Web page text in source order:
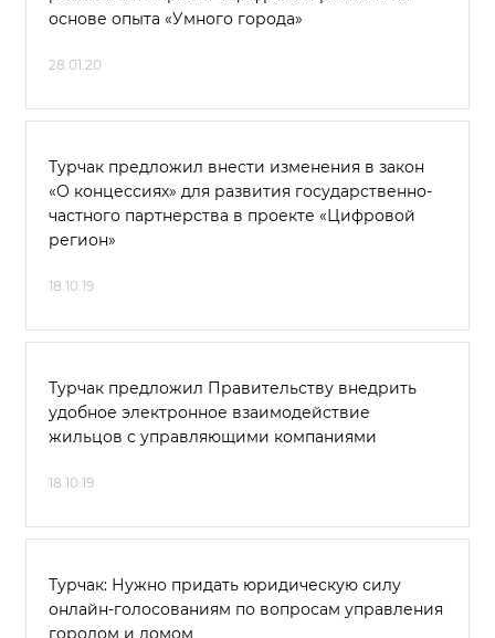
основе опыта «Умного города»
28.01.20
Турчак предложил внести изменения в закон
«О концессиях» для развития государственно-
частного партнерства в проекте «Цифровой
регион»
18.10.19
Турчак предложил Правительству внедрить
удобное электронное взаимодействие
жильцов с управляющими компаниями
18.10.19
Турчак: Нужно придать юридическую силу
онлайн-голосованиям по вопросам управления
городом и домом